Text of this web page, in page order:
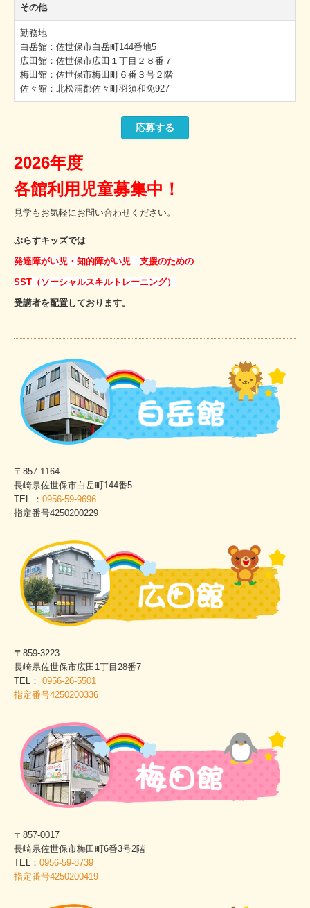
2026年度
各館利用児童募集中！
見学もお気軽にお問い合わせください。
ぷらすキッズでは
発達障がい児・知的障がい児 支援のための
SST（ソーシャルスキルトレーニング）
受講者を配置しております。
その他
勤務地
白岳館：佐世保市白岳町144番地5
広田館：佐世保市広田１丁目２８番７
梅田館：佐世保市梅田町６番３号２階
佐々館：北松浦郡佐々町羽須和免927
応募する
〒857-1164
長崎県佐世保市白岳町144番5
TEL ： 0956-59-9696
指定番号4250200229
〒859-3223
長崎県佐世保市広田1丁目28番7
TEL： 0956-26-5501
指定番号4250200336
〒857-0017
長崎県佐世保市梅田町6番3号2階
TEL： 0956-59-8739
指定番号4250200419